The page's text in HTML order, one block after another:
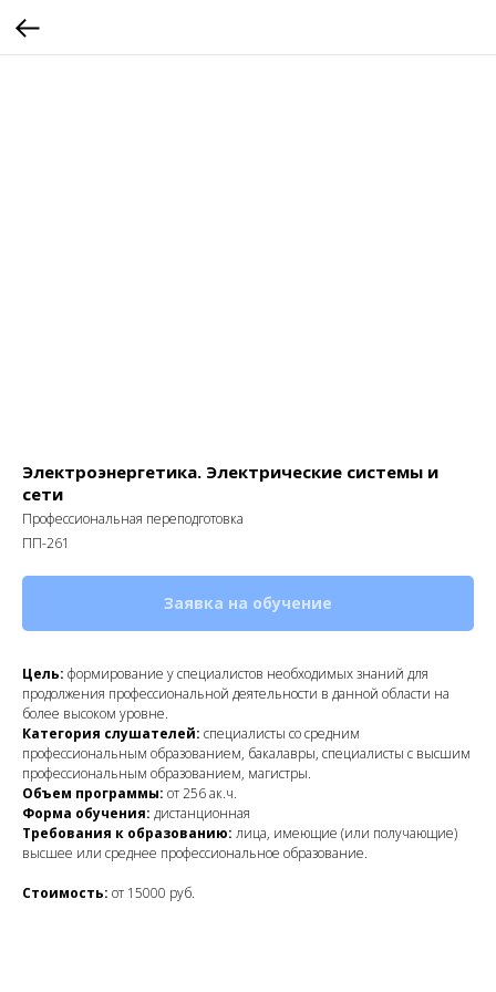
Электроэнергетика. Электрические системы и
сети
Профессиональная переподготовка
ПП-261
Заявка на обучение
Цель: формирование у специалистов необходимых знаний для
продолжения профессиональной деятельности в данной области на
более высоком уровне.
Категория слушателей: специалисты со средним
профессиональным образованием, бакалавры, специалисты с высшим
профессиональным образованием, магистры.
Объем программы: от 256 ак.ч.
Форма обучения: дистанционная
Требования к образованию: лица, имеющие (или получающие)
высшее или среднее профессиональное образование.
Стоимость: от 15000 руб.